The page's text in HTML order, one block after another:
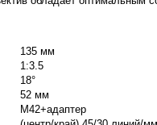
135 мм
1:3.5
18°
52 мм
M42+адаптер